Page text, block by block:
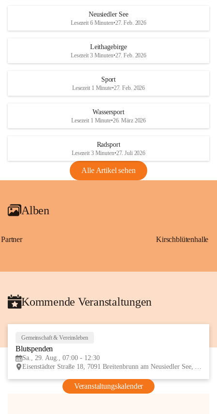
S
und den daraus folgenden wirtschaftlichen
Maßnahmen zur Bekämpfung
Rebe und der Amerikanischen
Anhang VBl. EU Nr. 18
1 Seite•1,4 MB
VBl. EU Nr. 18_2026
r
S
Neusiedler See
Lesezeit 6 Minuten•27. Feb. 2026
Leithagebirge
Lesezeit 3 Minuten•27. Feb. 2026
Sport
Lesezeit 1 Minute•27. Feb. 2026
Wassersport
Lesezeit 1 Minute•26. März 2026
Radsport
Lesezeit 3 Minuten•27. Juli 2026
Alle Artikel sehen
Alben
Partner Kirschblütenhalle
Kommende Veranstaltungen
Gemeinschaft & Vereinsleben
Blutspenden
Sa., 29. Aug., 07:00 - 12:30
Eisenstädter Straße 18, 7091 Breitenbrunn am Neusiedler See, AUT
Veranstaltungskalender